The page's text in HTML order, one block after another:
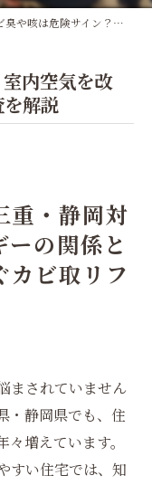
は危険サイン？室内空気を改善するカビ対策と真菌検査を解説
内空気を改
解説
重・静岡対
の関係と
カビ取リフ
まされていません
・静岡県でも、住
増えています。
すい住宅では、知